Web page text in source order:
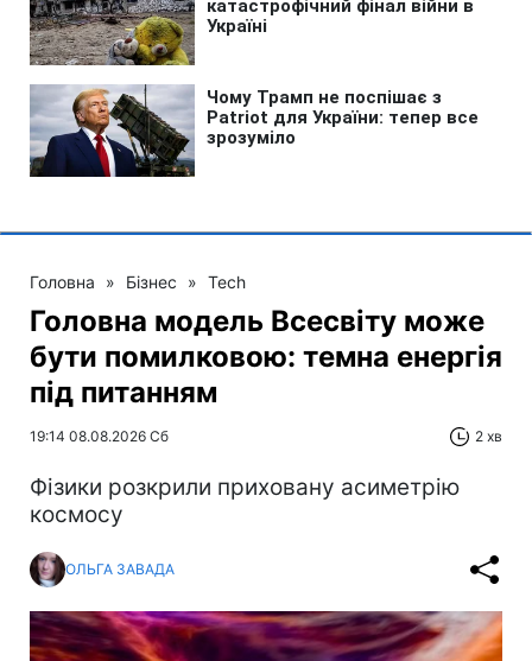
Головна » Бізнес » Tech
Головна модель Всесвіту може
бути помилковою: темна енергія
під питанням
19:14 08.08.2026 Сб 2 хв
Фізики розкрили приховану асиметрію
космосу
ОЛЬГА ЗАВАДА